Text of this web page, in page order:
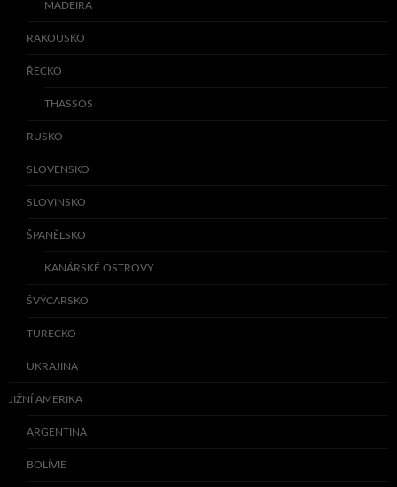
MADEIRA
RAKOUSKO
ŘECKO
THASSOS
RUSKO
SLOVENSKO
SLOVINSKO
ŠPANĚLSKO
KANÁRSKÉ OSTROVY
ŠVÝCARSKO
TURECKO
UKRAJINA
JIŽNÍ AMERIKA
ARGENTINA
BOLÍVIE